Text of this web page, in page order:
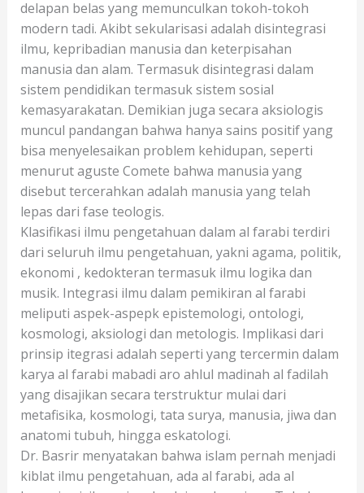
delapan belas yang memunculkan tokoh-tokoh
modern tadi. Akibt sekularisasi adalah disintegrasi
ilmu, kepribadian manusia dan keterpisahan
manusia dan alam. Termasuk disintegrasi dalam
sistem pendidikan termasuk sistem sosial
kemasyarakatan. Demikian juga secara aksiologis
muncul pandangan bahwa hanya sains positif yang
bisa menyelesaikan problem kehidupan, seperti
menurut aguste Comete bahwa manusia yang
disebut tercerahkan adalah manusia yang telah
lepas dari fase teologis.
Klasifikasi ilmu pengetahuan dalam al farabi terdiri
dari seluruh ilmu pengetahuan, yakni agama, politik,
ekonomi , kedokteran termasuk ilmu logika dan
musik. Integrasi ilmu dalam pemikiran al farabi
meliputi aspek-aspepk epistemologi, ontologi,
kosmologi, aksiologi dan metologis. Implikasi dari
prinsip itegrasi adalah seperti yang tercermin dalam
karya al farabi mabadi aro ahlul madinah al fadilah
yang disajikan secara terstruktur mulai dari
metafisika, kosmologi, tata surya, manusia, jiwa dan
anatomi tubuh, hingga eskatologi.
Dr. Basrir menyatakan bahwa islam pernah menjadi
kiblat ilmu pengetahuan, ada al farabi, ada al